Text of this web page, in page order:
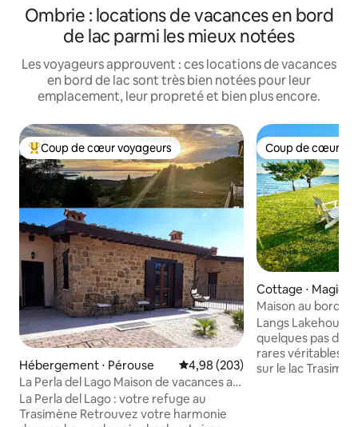
Ombrie : locations de vacances en bord
de lac parmi les mieux notées
Les voyageurs approuvent : ces locations de vacances
en bord de lac sont très bien notées pour leur
emplacement, leur propreté et bien plus encore.
Coups de cœur voyageurs les plus appréciés
Coup de cœur voyageurs
Hébergement ⋅ Pérouse Évaluation moyenne sur la
4,98 (203)
La Perla del Lago Maison de vacances au
lac Trasimène
La Perla del Lago : votre refuge au
Trasimène ​Retrouvez votre harmonie
Coup de cœur
Coup de cœur
Cottage ⋅
Maison au bord
couchers de soleil
Langs Lakehouse
quelques pas de
rares véritables
sur le lac